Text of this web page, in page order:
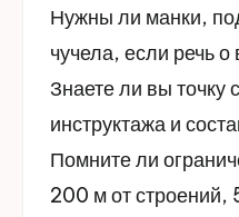
Нужны ли манки,
чучела, если речь о
Знаете ли вы точку
инструктажа и
Помните ли
200 м от